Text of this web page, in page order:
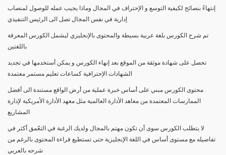
إنتهاءً بنصائح لكيفية التوسع و الإحتراف في المجال وماذا يجيب عمله للوصول لمنصاب
إدارية في نفس المجال تصل الى الرئيس التنفيذي
تم شرح الكورس بلغة عربية بسيطة والمحتوى بالإنجليزي ليشمل الكورس المعرفة
باللغتين
تحصل على شهادة موثقة من الموقع بعد إنهاء الكورس و يمكن أستخدمها في تجديد
الشهادات الإحترافية كساعات تعليم مستمر معتمدة
محتوى الكورس مبني على أساس خبرة عملية من أرض الواقع مستندة الى أفضل
الممارسات المعتمدة من معاهد الأدارة العالمية مثل معهد الأدارة الأمريكية لإدارة
المشاريع
لا يتطلب الكورس سوى أن تكون مهتم بالمجال ولديك الرغبة في التعّمق أكثر في
تفاصيله مع مستوى أساس في اللغة الإنجليزية حتى تستطيع قراءة المحتوى بالرغم من
شرحه بالعربي